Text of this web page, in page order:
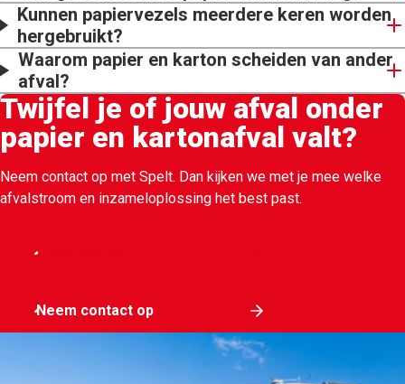
Kunnen papiervezels meerdere keren worden
hergebruikt?
Waarom papier en karton scheiden van ander
afval?
Twijfel je of jouw afval onder
papier en kartonafval valt?
Neem contact op met Spelt. Dan kijken we met je mee welke
afvalstroom en inzameloplossing het best past.
Vraag advies
Neem contact op